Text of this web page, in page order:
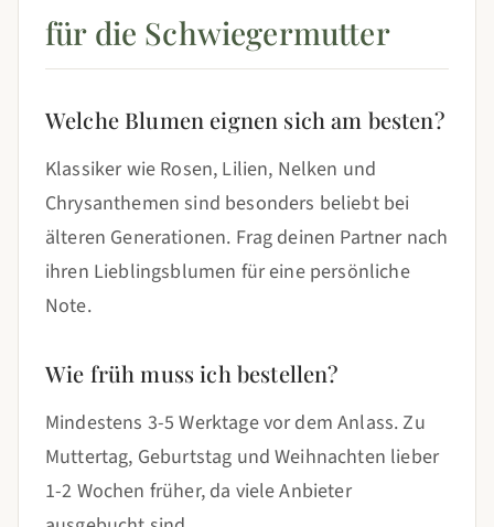
für die Schwiegermutter
Welche Blumen eignen sich am besten?
Klassiker wie Rosen, Lilien, Nelken und
Chrysanthemen sind besonders beliebt bei
älteren Generationen. Frag deinen Partner nach
ihren Lieblingsblumen für eine persönliche
Note.
Wie früh muss ich bestellen?
Mindestens 3-5 Werktage vor dem Anlass. Zu
Muttertag, Geburtstag und Weihnachten lieber
1-2 Wochen früher, da viele Anbieter